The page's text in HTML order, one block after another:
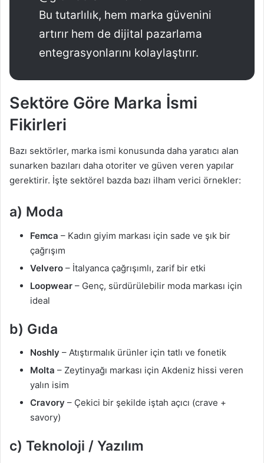
Bu tutarlılık, hem marka güvenini
artırır hem de dijital pazarlama
entegrasyonlarını kolaylaştırır.
Sektöre Göre Marka İsmi
Fikirleri
Bazı sektörler, marka ismi konusunda daha yaratıcı alan
sunarken bazıları daha otoriter ve güven veren yapılar
gerektirir. İşte sektörel bazda bazı ilham verici örnekler:
a) Moda
Femca – Kadın giyim markası için sade ve şık bir
çağrışım
Velvero – İtalyanca çağrışımlı, zarif bir etki
Loopwear – Genç, sürdürülebilir moda markası için
ideal
b) Gıda
Noshly – Atıştırmalık ürünler için tatlı ve fonetik
Molta – Zeytinyağı markası için Akdeniz hissi veren
yalın isim
Cravory – Çekici bir şekilde iştah açıcı (crave +
savory)
c) Teknoloji / Yazılım